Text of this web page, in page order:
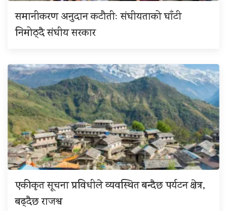
समानीकरण अनुदान कटौतीः संघीयताको घाँटी
निमोठ्दै संघीय सरकार
एकीकृत सूचना प्रविधीले व्यवस्थित बन्दैछ पर्यटन क्षेत्र,
बढ्दैछ राजश्व